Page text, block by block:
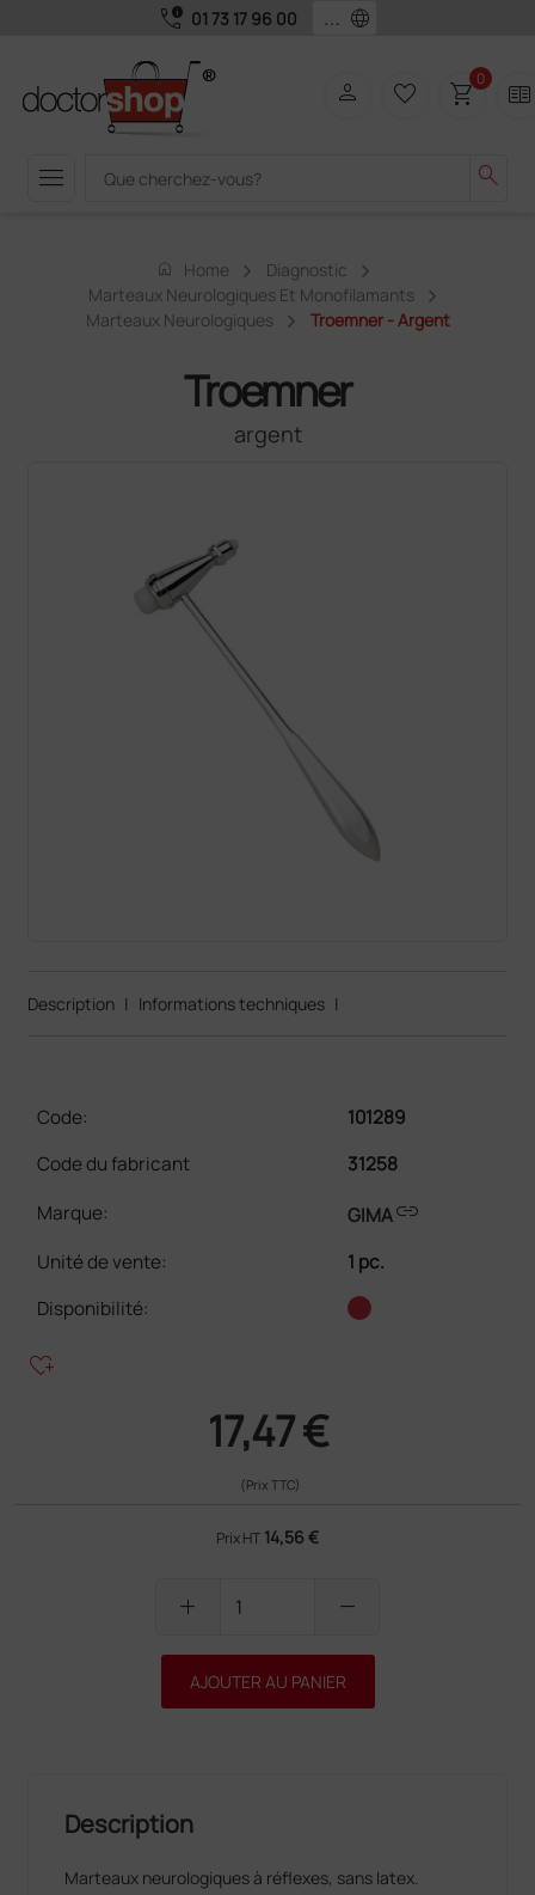
call_quality 01 73 17 96 00 language
menu search
person favorite_border shopping_cart0 two_pager
home Home
Diagnostic
Marteaux Neurologiques Et Monofilamants
Marteaux Neurologiques
Troemner - Argent
Troemner
argent
Description | Informations techniques |
Code:
101289
Code du fabricant
31258
Marque:
GIMAlink
Unité de vente:
1 pc.
Disponibilité:
heart_plus
17,47 €
(Prix TTC)
Prix HT 14,56 €
add remove
AJOUTER AU PANIER
Description
Marteaux neurologiques à réflexes, sans latex.